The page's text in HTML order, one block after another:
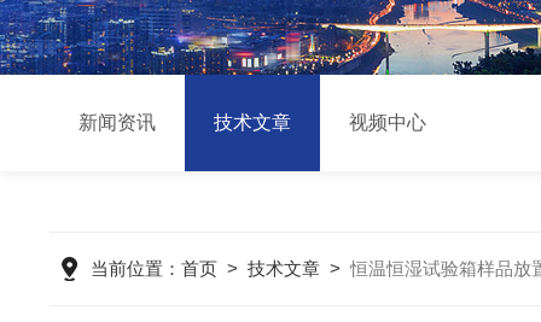
新闻资讯 技术文章 视频中心
当前位置： 首页> 技术文章>恒温恒湿试验箱样品放